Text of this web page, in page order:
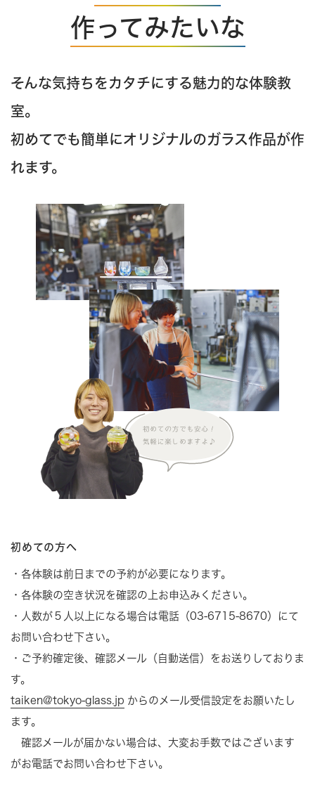
作ってみたいな
そんな気持ちをカタチにする魅力的な体験教
室。
初めてでも簡単にオリジナルのガラス作品が作
れます。
初めての方へ
・各体験は前日までの予約が必要になります。
・各体験の空き状況を確認の上お申込みください。
・人数が５人以上になる場合は電話（03-6715-8670）にて
お問い合わせ下さい。
・ご予約確定後、確認メール（自動送信）をお送りしておりま
す。
taiken@tokyo-glass.jp からのメール受信設定をお願いたし
ます。
確認メールが届かない場合は、大変お手数ではございます
がお電話でお問い合わせ下さい。